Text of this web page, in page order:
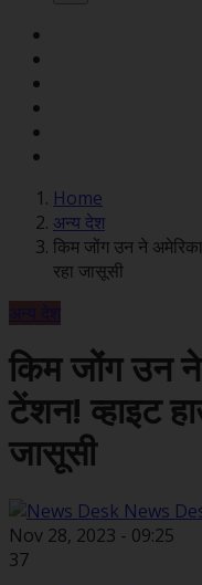
Home
अन्य देश
किम जोंग उन ने
रहा जासूसी
अन्य देश
किम जोंग उन
टेंशन! व्हाइट
जासूसी
News
Nov 28, 2023 - 09:25
37